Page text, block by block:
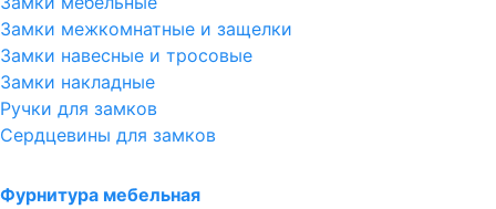
Замки межкомнатные и защелки
Замки навесные и тросовые
Замки накладные
Ручки для замков
Сердцевины для замков
Фурнитура мебельная